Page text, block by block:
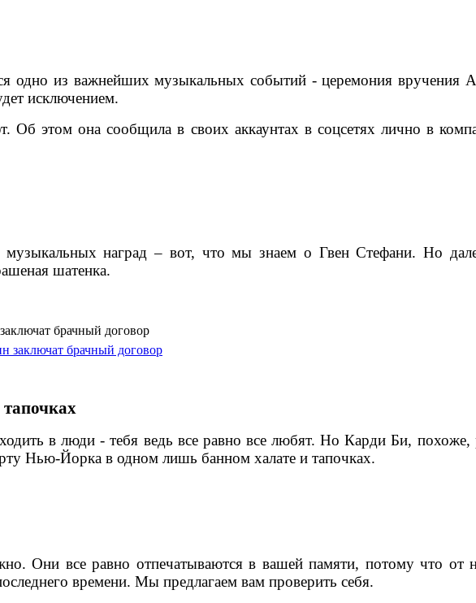
одно из важнейших музыкальных событий - церемония вручения
исключением.
Об этом она сообщила в своих аккаунтах в соцсетях лично в
музыкальных наград – вот, что мы знаем о Гвен Стефани. Но
шатенка.
брачный договор
в люди - тебя ведь все равно все любят. Но Карди Би, похоже,
Нью-Йорка в одном лишь банном халате и тапочках.
Они все равно отпечатываются в вашей памяти, потому что от
времени. Мы предлагаем вам проверить себя.